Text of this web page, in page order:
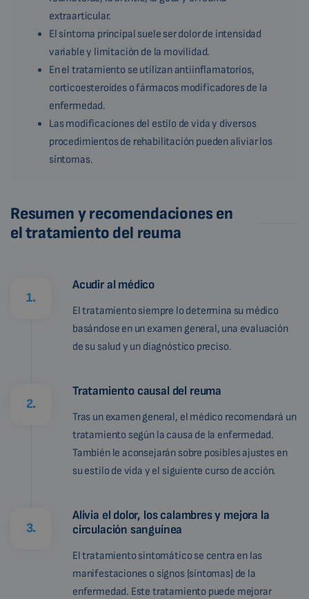
extraarticular.
El síntoma principal suele ser dolor de intensidad
variable y limitación de la movilidad.
En el tratamiento se utilizan antiinflamatorios,
corticoesteroides o fármacos modificadores de la
enfermedad.
Las modificaciones del estilo de vida y diversos
procedimientos de rehabilitación pueden aliviar los
síntomas.
Resumen y recomendaciones en
el tratamiento del reuma
1.
Acudir al médico
El tratamiento siempre lo determina su médico
basándose en un examen general, una evaluación
de su salud y un diagnóstico preciso.
2.
Tratamiento causal del reuma
Tras un examen general, el médico recomendará un
tratamiento según la causa de la enfermedad.
También le aconsejarán sobre posibles ajustes en
su estilo de vida y el siguiente curso de acción.
3.
Alivia el dolor, los calambres y mejora la
circulación sanguínea
El tratamiento sintomático se centra en las
manifestaciones o signos (síntomas) de la
enfermedad. Este tratamiento puede mejorar